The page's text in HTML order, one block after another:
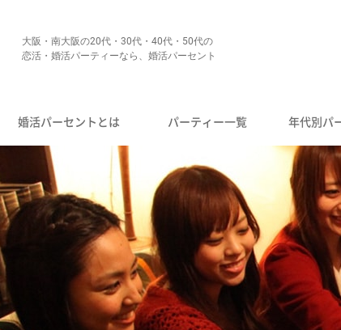
大阪・南大阪の20代・30代・40代・50代の
恋活・婚活パーティーなら、婚活パーセント
婚活パーセントとは パーティー一覧 年代別パ